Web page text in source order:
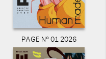
PAGE N° 01 2026